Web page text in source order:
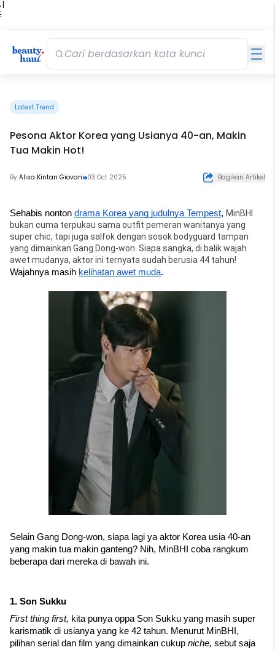
|
Latest Trend
Pesona Aktor Korea yang Usianya 40-an, Makin
Tua Makin Hot!
By Alisa Kintan Giovani 03 Oct 2025 Bagikan Artikel
Sehabis nonton drama Korea yang judulnya Tempest, MinBHI
bukan cuma terpukau sama outfit pemeran wanitanya yang
super chic, tapi juga salfok dengan sosok bodyguard tampan
yang dimainkan Gang Dong-won. Siapa sangka, di balik wajah
Wajahnya masih kelihatan awet muda.
Selain Gang Dong-won, siapa lagi ya aktor Korea usia 40-an
yang makin tua makin ganteng? Nih, MinBHI coba rangkum
beberapa dari mereka di bawah ini.
1. Son Sukku
First thing first, kita punya oppa Son Sukku yang masih super
karismatik di usianya yang ke 42 tahun. Menurut MinBHI,
pilihan serial dan film yang dimainkan cukup niche, sebut saja